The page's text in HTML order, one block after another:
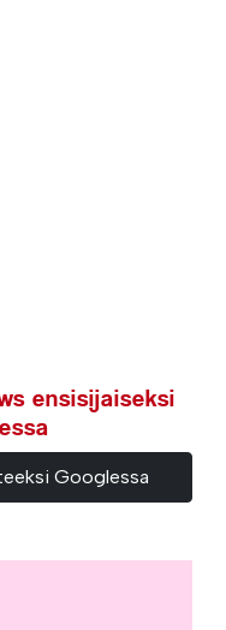
ensisijaiseksi
Googlessa